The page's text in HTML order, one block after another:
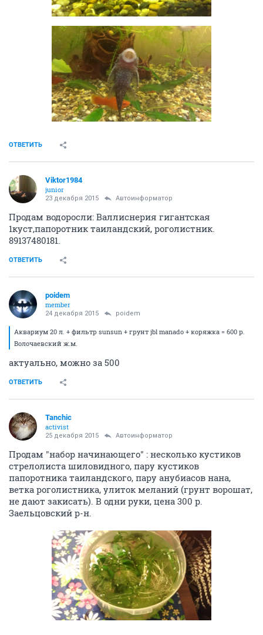
ОТВЕТИТЬ
Viktor1984
junior
23 декабря 2015 Автоинформатор
Продам водоросли: Валлиснерия гигантская
1куст,папоротник таиландский, роголистник.
89137480181.
ОТВЕТИТЬ
poidem
member
24 декабря 2015 poidem
Аквариум 20 л. + фильтр sunsun + грунт jbl manado + коряжка = 600 р.
Волочаевский ж.м.
актуально, можно за 500
ОТВЕТИТЬ
Tanchic
activist
25 декабря 2015 Автоинформатор
Продам "набор начинающего" : несколько кустиков
стрелолиста шиловидного, пару кустиков
папоротника таиландского, пару анубиасов нана,
ветка роголистника, улиток меланий (грунт ворошат,
не дают закисать). В одни руки, цена 300 р.
Заельцовский р-н.